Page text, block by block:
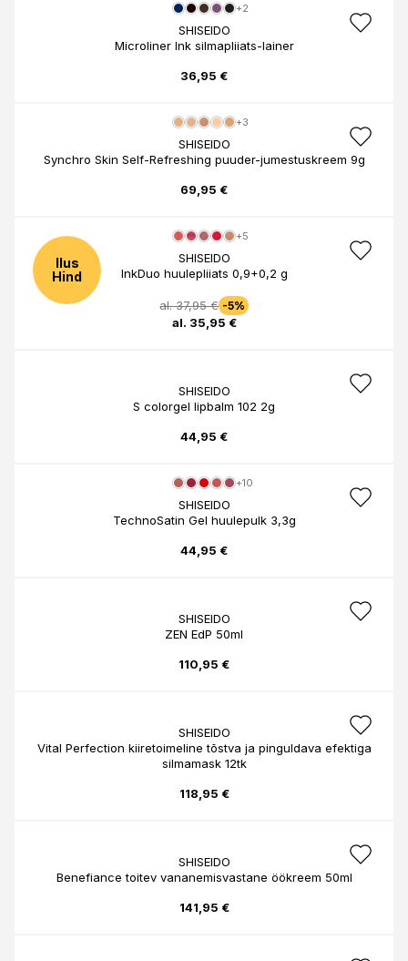
+2
SHISEIDO
Microliner Ink silmapliiats-lainer
36,95 €
+3
SHISEIDO
Synchro Skin Self-Refreshing puuder-jumestuskreem 9g
69,95 €
Ilus
Hind
+5
SHISEIDO
InkDuo huulepliiats 0,9+0,2 g
al. 37,95 € -5%
al. 35,95 €
SHISEIDO
S colorgel lipbalm 102 2g
44,95 €
+10
SHISEIDO
TechnoSatin Gel huulepulk 3,3g
44,95 €
SHISEIDO
ZEN EdP 50ml
110,95 €
SHISEIDO
Vital Perfection kiiretoimeline tõstva ja pinguldava efektiga
silmamask 12tk
118,95 €
SHISEIDO
Benefiance toitev vananemisvastane öökreem 50ml
141,95 €